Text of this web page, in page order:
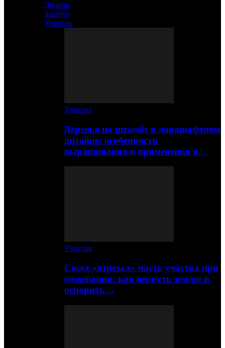
Дизайн
Защита
Участок
Участок
Деревья на штамбе в ландшафтном
дизайне: особенности
выращивания и применения в…
Участок
Сосед «отрезал» часть участка при
межевании: как вернуть землю и
оспорить…